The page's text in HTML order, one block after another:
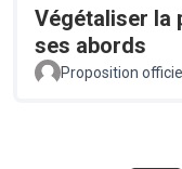
Végétaliser la
ses abords
Proposition